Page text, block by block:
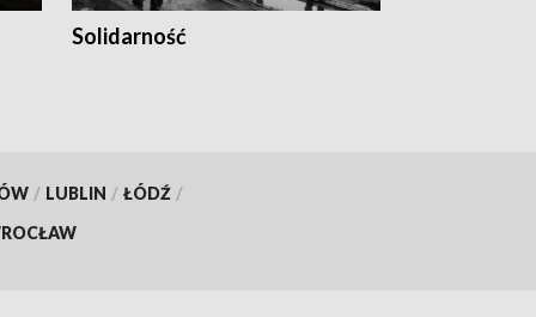
Solidarność
/ LUBLIN / ŁÓDŹ /